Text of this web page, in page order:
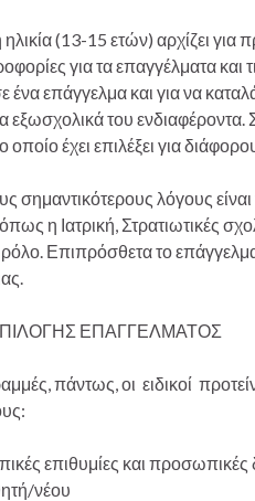
ηλικία (13-15 ετών) αρχίζει
για τα επαγγέλματα και
ένα επάγγελμα και για να
εξωσχολικά του
οποίο έχει επιλέξει για
σημαντικότερους λόγους
όπως η Ιατρική, Στρατιωτικές
Επιπρόσθετα το
ΕΠΑΓΓΕΛΜΑΤΟΣ
πάντως, οι ειδικοί
επιθυμίες και προσωπικές
νέου